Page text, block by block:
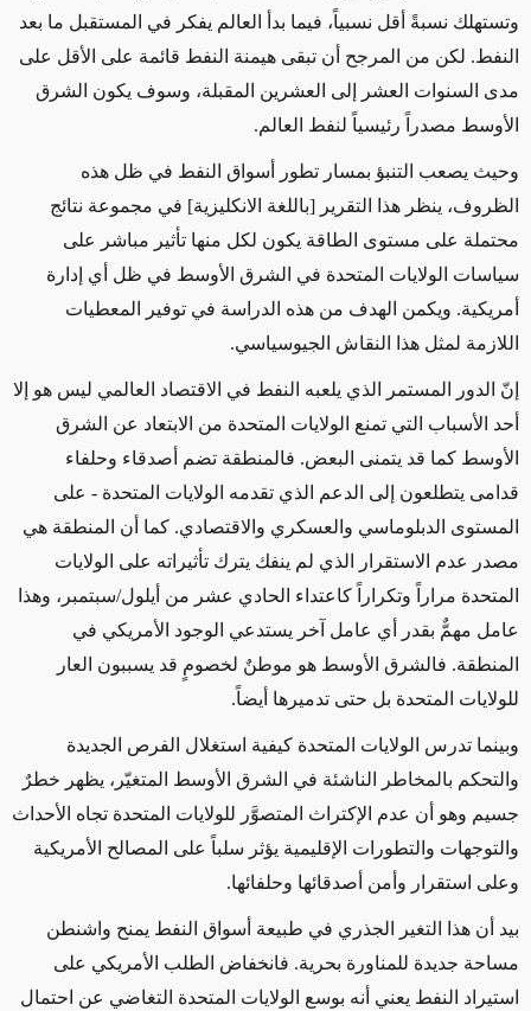
وتستهلك نسبةً أقل نسبياً، فيما بدأ العالم يفكر في المستقبل ما بعد
النفط. لكن من المرجح أن تبقى هيمنة النفط قائمة على الأقل على
مدى السنوات العشر إلى العشرين المقبلة، وسوف يكون الشرق
الأوسط مصدراً رئيسياً لنفط العالم.
وحيث يصعب التنبؤ بمسار تطور أسواق النفط في ظل هذه
الظروف، ينظر هذا التقرير [باللغة الانكليزية] في مجموعة نتائج
محتملة على مستوى الطاقة يكون لكل منها تأثير مباشر على
سياسات الولايات المتحدة في الشرق الأوسط في ظل أي إدارة
أمريكية. ويكمن الهدف من هذه الدراسة في توفير المعطيات
اللازمة لمثل هذا النقاش الجيوسياسي.
إنّ الدور المستمر الذي يلعبه النفط في الاقتصاد العالمي ليس هو إلا
أحد الأسباب التي تمنع الولايات المتحدة من الابتعاد عن الشرق
الأوسط كما قد يتمنى البعض. فالمنطقة تضم أصدقاء وحلفاء
قدامى يتطلعون إلى الدعم الذي تقدمه الولايات المتحدة - على
المستوى الدبلوماسي والعسكري والاقتصادي. كما أن المنطقة هي
مصدر عدم الاستقرار الذي لم ينفك يترك تأثيراته على الولايات
المتحدة مراراً وتكراراً كاعتداء الحادي عشر من أيلول/سبتمبر، وهذا
عامل مهمٌّ بقدر أي عامل آخر يستدعي الوجود الأمريكي في
المنطقة. فالشرق الأوسط هو موطنٌ لخصومٍ قد يسببون العار
للولايات المتحدة بل حتى تدميرها أيضاً.
وبينما تدرس الولايات المتحدة كيفية استغلال الفرص الجديدة
والتحكم بالمخاطر الناشئة في الشرق الأوسط المتغيّر، يظهر خطرٌ
جسيم وهو أن عدم الإكتراث المتصوَّر للولايات المتحدة تجاه الأحداث
والتوجهات والتطورات الإقليمية يؤثر سلباً على المصالح الأمريكية
وعلى استقرار وأمن أصدقائها وحلفائها.
بيد أن هذا التغير الجذري في طبيعة أسواق النفط يمنح واشنطن
مساحة جديدة للمناورة بحرية. فانخفاض الطلب الأمريكي على
استيراد النفط يعني أنه بوسع الولايات المتحدة التغاضي عن احتمال